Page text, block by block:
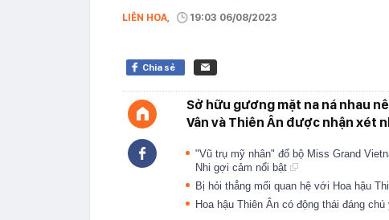
LIÊN HOA, 19:03 06/08/2023
Chia sẻ
Sở hữu gương mặt na ná nhau
Vân và Thiên Ân được nhận xét
"Vũ trụ mỹ nhân" đổ bộ Miss Grand
Nhi gợi cảm nổi bật
Bị hỏi thẳng mối quan hệ với Hoa hậu
Hoa hậu Thiên Ân có động thái đáng